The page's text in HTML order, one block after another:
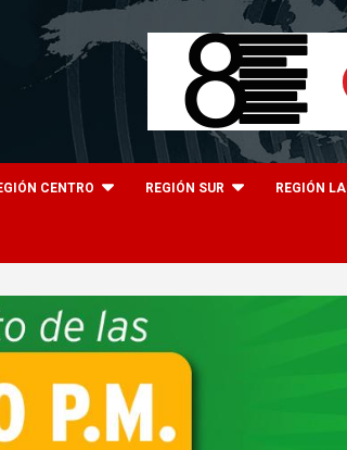
CENTRO REGIÓN SUR REGIÓN